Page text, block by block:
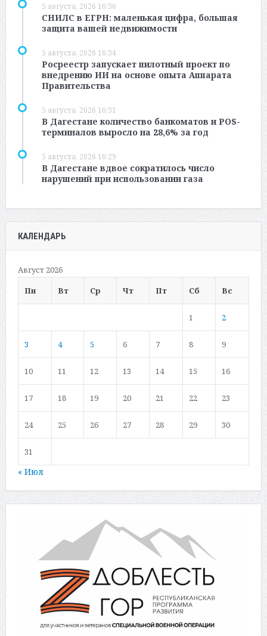
5 августа, 2026 16:36
СНИЛС в ЕГРН: маленькая цифра, большая
защита вашей недвижимости
5 августа, 2026 16:34
Росреестр запускает пилотный проект по
внедрению ИИ на основе опыта Аппарата
Правительства
5 августа, 2026 16:31
В Дагестане количество банкоматов и POS-
терминалов выросло на 28,6% за год
5 августа, 2026 16:29
В Дагестане вдвое сократилось число
нарушений при использовании газа
КАЛЕНДАРЬ
Август 2026
Пн
Вт Ср Чт Пт Сб Вс
1 2
3 4 5 6 7 8 9
10 11 12 13 14 15 16
17 18 19 20 21 22 23
24 25 26 27 28 29 30
31
« Июл